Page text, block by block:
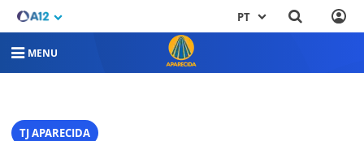
PT
MENU
TJ APARECIDA